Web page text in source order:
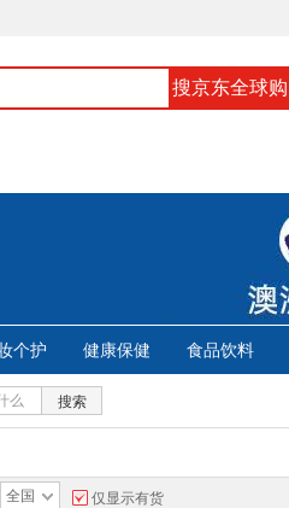
搜京东全球购
个护 健康保健 食品饮料
搜索
全国 仅显示有货